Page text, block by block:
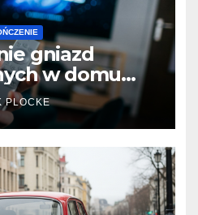
gniazd
w domu
TV i
PLOCKE